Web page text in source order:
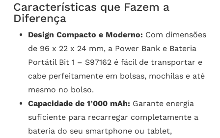
Características que Fazem a
Diferença
Design Compacto e Moderno: Com dimensões
de 96 x 22 x 24 mm, a Power Bank e Bateria
Portátil Bit 1 – S97162 é fácil de transportar e
cabe perfeitamente em bolsas, mochilas e até
mesmo no bolso.
Capacidade de 1’000 mAh: Garante energia
suficiente para recarregar completamente a
bateria do seu smartphone ou tablet,